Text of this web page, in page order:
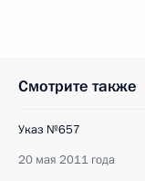
Смотрите также
Указ №657
20 мая 2011 года